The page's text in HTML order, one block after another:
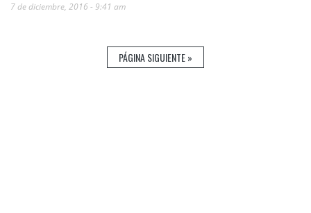
7 de diciembre, 2016 - 9:41 am
PÁGINA SIGUIENTE »